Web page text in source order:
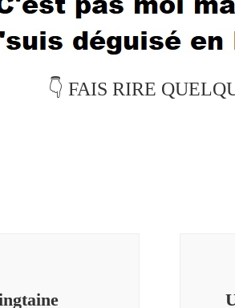
👇 FAIS RIRE